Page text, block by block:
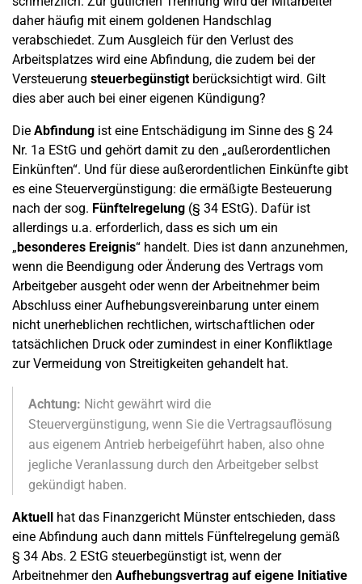
daher häufig mit einem goldenen Handschlag
verabschiedet. Zum Ausgleich für den Verlust des
Arbeitsplatzes wird eine Abfindung, die zudem bei der
Versteuerung steuerbegünstigtberücksichtigt wird. Gilt
dies aber auch bei einer eigenen Kündigung?
Die Abfindung ist eine Entschädigung im Sinne des § 24
Nr. 1a EStG und gehört damit zu den „außerordentlichen
Einkünften“. Und für diese außerordentlichen Einkünfte gibt
es eine Steuervergünstigung: die ermäßigte Besteuerung
nach der sog. Fünftelregelung (§ 34 EStG). Dafür ist
allerdings u.a. erforderlich, dass es sich um ein
„besonderes Ereignis“ handelt. Dies ist dann anzunehmen,
wenn die Beendigung oder Änderung des Vertrags vom
Arbeitgeber ausgeht oder wenn der Arbeitnehmer beim
Abschluss einer Aufhebungsvereinbarung unter einem
nicht unerheblichen rechtlichen, wirtschaftlichen oder
tatsächlichen Druck oder zumindest in einer Konfliktlage
zur Vermeidung von Streitigkeiten gehandelt hat.
Achtung: Nicht gewährt wird die
Steuervergünstigung, wenn Sie die Vertragsauflösung
aus eigenem Antrieb herbeigeführt haben, also ohne
jegliche Veranlassung durch den Arbeitgeber selbst
gekündigt haben.
Aktuell hat das Finanzgericht Münster entschieden, dass
eine Abfindung auch dann mittels Fünftelregelung gemäß
§ 34 Abs. 2 EStG steuerbegünstigt ist, wenn der
Arbeitnehmer den Aufhebungsvertrag auf eigene Initiative